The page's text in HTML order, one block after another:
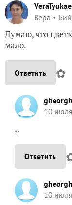
Вера
Думаю, что
мало.
Ответить ✿
10
,,
Ответить
10